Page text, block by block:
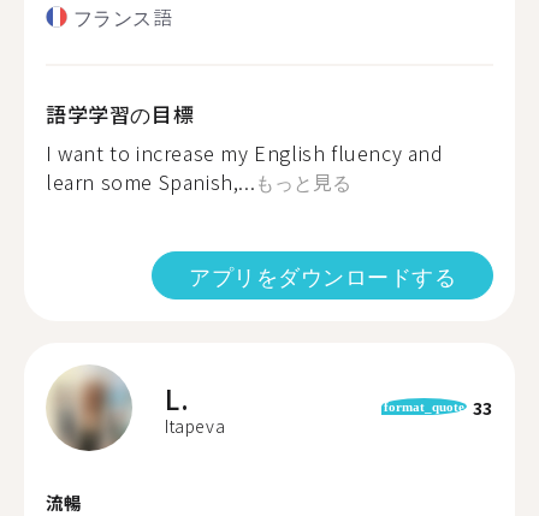
フランス語
語学学習の目標
I want to increase my English fluency and
learn some Spanish,...もっと見る
アプリをダウンロードする
L.
Itapeva
format_quote 33
流暢